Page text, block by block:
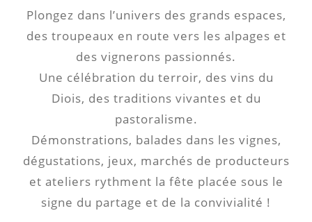
Plongez dans l’univers des grands espaces,
des troupeaux en route vers les alpages et
des vignerons passionnés.
Une célébration du terroir, des vins du
Diois, des traditions vivantes et du
pastoralisme.
Démonstrations, balades dans les vignes,
dégustations, jeux, marchés de producteurs
et ateliers rythment la fête placée sous le
signe du partage et de la convivialité !